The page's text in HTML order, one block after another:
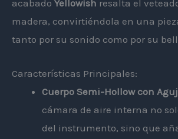
acabado Yellowish resalta el
madera, convirtiéndola en una
tanto por su sonido como por su
Características Principales:
Cuerpo Semi-Hollow con
cámara de aire interna no
del instrumento, sino que